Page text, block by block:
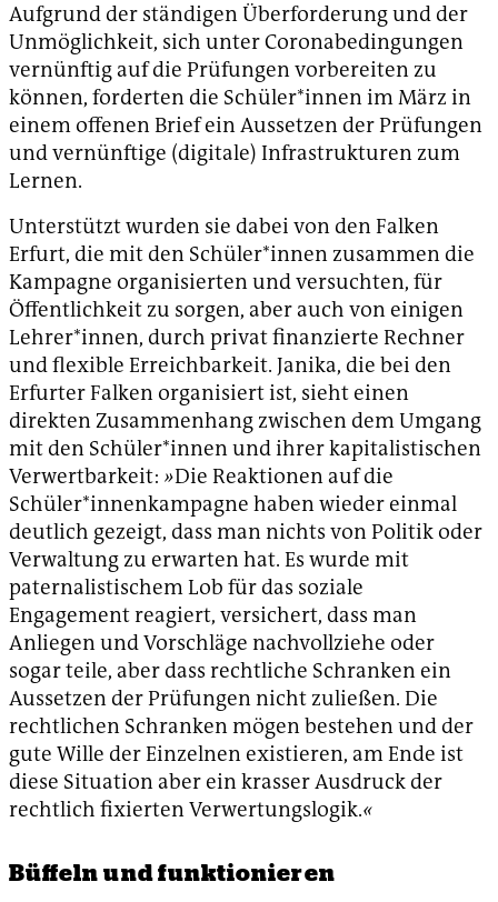
Aufgrund der ständigen Überforderung und der
Unmöglichkeit, sich unter Coronabedingungen
vernünftig auf die Prüfungen vorbereiten zu
können, forderten die Schüler*innen im März in
einem offenen Brief ein Aussetzen der Prüfungen
und vernünftige (digitale) Infrastrukturen zum
Lernen.
Unterstützt wurden sie dabei von den Falken
Erfurt, die mit den Schüler*innen zusammen die
Kampagne organisierten und versuchten, für
Öffentlichkeit zu sorgen, aber auch von einigen
Lehrer*innen, durch privat finanzierte Rechner
und flexible Erreichbarkeit. Janika, die bei den
Erfurter Falken organisiert ist, sieht einen
direkten Zusammenhang zwischen dem Umgang
mit den Schüler*innen und ihrer kapitalistischen
Verwertbarkeit: »Die Reaktionen auf die
Schüler*innenkampagne haben wieder einmal
deutlich gezeigt, dass man nichts von Politik oder
Verwaltung zu erwarten hat. Es wurde mit
paternalistischem Lob für das soziale
Engagement reagiert, versichert, dass man
Anliegen und Vorschläge nachvollziehe oder
sogar teile, aber dass rechtliche Schranken ein
Aussetzen der Prüfungen nicht zuließen. Die
rechtlichen Schranken mögen bestehen und der
gute Wille der Einzelnen existieren, am Ende ist
diese Situation aber ein krasser Ausdruck der
rechtlich fixierten Verwertungslogik.«
Büffeln und funktionieren